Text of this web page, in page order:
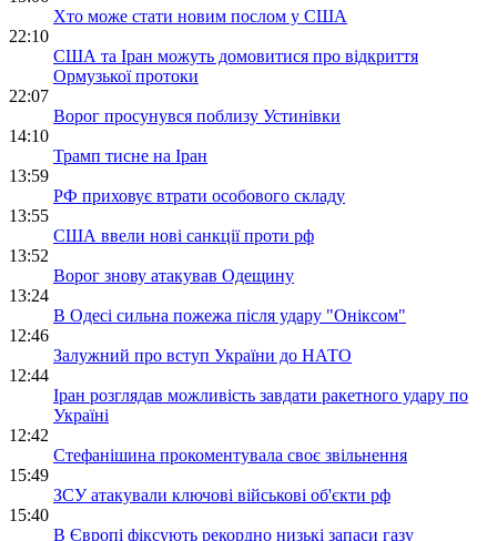
Хто може стати новим послом у США
22:10
США та Іран можуть домовитися про відкриття
Ормузької протоки
22:07
Ворог просунувся поблизу Устинівки
14:10
Трамп тисне на Іран
13:59
РФ приховує втрати особового складу
13:55
США ввели нові санкції проти рф
13:52
Ворог знову атакував Одещину
13:24
В Одесі сильна пожежа після удару "Оніксом"
12:46
Залужний про вступ України до НАТО
12:44
Іран розглядав можливість завдати ракетного удару по
Україні
12:42
Стефанішина прокоментувала своє звільнення
15:49
ЗСУ атакували ключові військові об'єкти рф
15:40
В Європі фіксують рекордно низькі запаси газу